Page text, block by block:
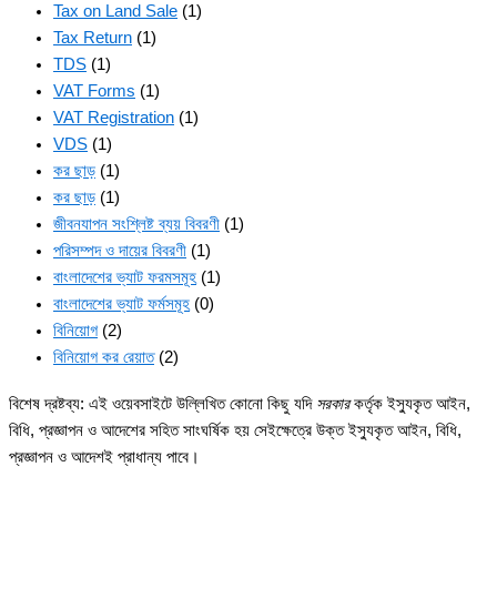
Tax on Land Sale (1)
Tax Return (1)
TDS (1)
VAT Forms (1)
VAT Registration (1)
VDS (1)
কর ছাড় (1)
কর ছাড় (1)
জীবনযাপন সংশ্লিষ্ট ব্যয় বিবরণী (1)
পরিসম্পদ ও দায়ের বিবরণী (1)
বাংলাদেশের ভ্যাট ফরমসমূহ (1)
বাংলাদেশের ভ্যাট ফর্মসমূহ (0)
বিনিয়োগ (2)
বিনিয়োগ কর রেয়াত(2)
বিশেষ দ্রষ্টব্য: এই ওয়েবসাইটে উল্লিখিত কোনো কিছু যদি সরকারকর্তৃক ইস্যুকৃত আইন,
বিধি, প্রজ্ঞাপন ও আদেশের সহিত সাংঘর্ষিক হয় সেইক্ষেত্রে উক্ত ইস্যুকৃত আইন, বিধি,
প্রজ্ঞাপন ও আদেশই প্রাধান্য পাবে।